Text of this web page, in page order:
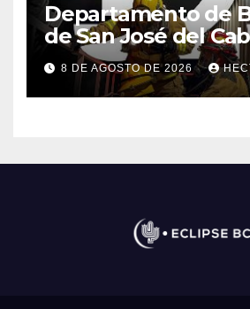
Departamento de
de San José del
323 emergencias
julio
8 DE AGOSTO DE 2026